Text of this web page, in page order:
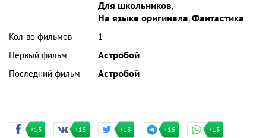
Для школьников,
На языке оригинала,Фантастика
Кол-во фильмов
1
Первый фильм
Астробой
Последний фильм
Астробой
+15 +15 +15 +15 +15